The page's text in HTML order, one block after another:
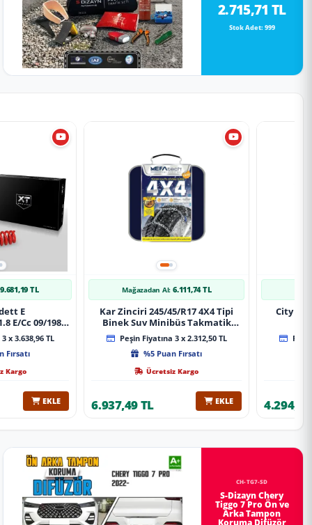
2.715,71 TL
Stok Adet: 999
9.681,19 TL
E
E/Cc 09/1984-
Spor Yay
x 3.638,96 TL
Fırsatı
Kargo
EKLE
Mağazadan Al: 6.111,74 TL
Kar Zinciri 245/45/R17 4X4 Tipi
Binek Suv Minibüs Takmatik
Kolay Montaj
Peşin Fiyatına 3 x 2.312,50 TL
%5 Puan Fırsatı
Ücretsiz Kargo
6.937,49 TL EKLE
City
CH-TG7-SD
S-Dizayn Chery
Tiggo 7 Pro Ön ve
Arka Tampon
Koruma Difüzör